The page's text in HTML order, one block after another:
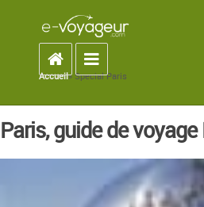
Accueil
Toggle
Accueil» Special Paris
Paris, guide de voyage